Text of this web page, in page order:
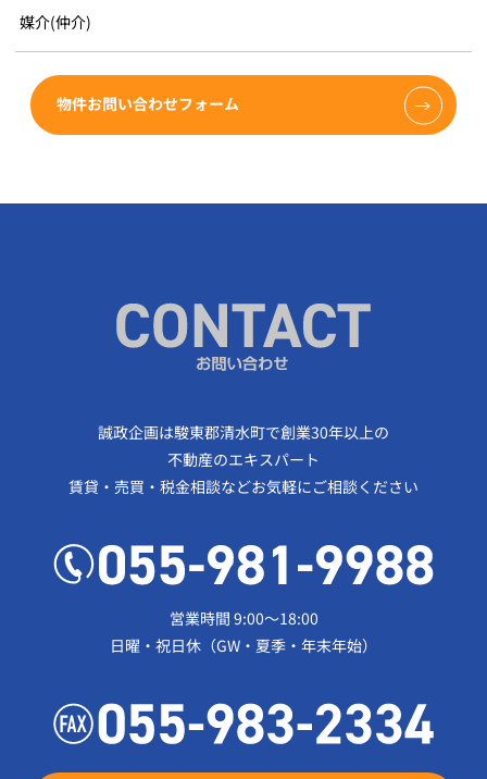
媒介(仲介)
物件お問い合わせフォーム
誠政企画は駿東郡清水町で創業30年以上の
不動産のエキスパート
賃貸・売買・税金相談などお気軽にご相談ください
営業時間 9:00～18:00
日曜・祝日休（GW・夏季・年末年始）